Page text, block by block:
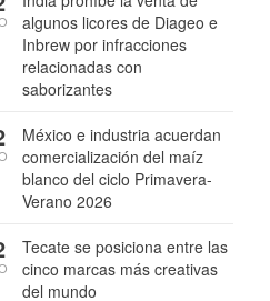
algunos licores de Diageo e
Inbrew por infracciones
relacionadas con
saborizantes
México e industria acuerdan
comercialización del maíz
blanco del ciclo Primavera-
Verano 2026
Tecate se posiciona entre las
cinco marcas más creativas
del mundo